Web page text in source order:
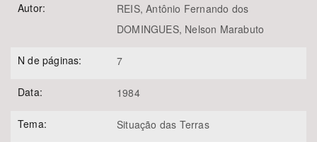
Autor:
REIS, Antônio Fernando dos
DOMINGUES, Nelson Marabuto
N de páginas: 7
Data: 1984
Tema: Situação das Terras